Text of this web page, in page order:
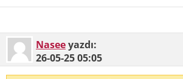
Naseeyazdı:
26-05-2505:05